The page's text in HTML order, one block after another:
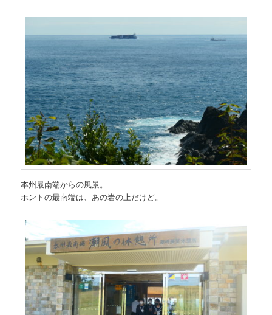
本州最南端からの風景。
ホントの最南端は、あの岩の上だけど。